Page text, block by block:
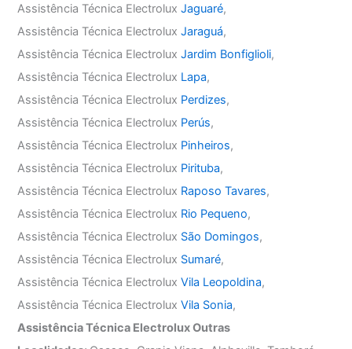
Assistência Técnica ElectroluxJaguaré,
Assistência Técnica ElectroluxJaraguá,
Assistência Técnica ElectroluxJardim Bonfiglioli,
Assistência Técnica Electrolux Lapa,
Assistência Técnica Electrolux Perdizes,
Assistência Técnica Electrolux Perús,
Assistência Técnica Electrolux Pinheiros,
Assistência Técnica Electrolux Pirituba,
Assistência Técnica Electrolux Raposo Tavares,
Assistência Técnica Electrolux Rio Pequeno,
Assistência Técnica Electrolux São Domingos,
Assistência Técnica Electrolux Sumaré,
Assistência Técnica ElectroluxVila Leopoldina,
Assistência Técnica ElectroluxVila Sonia,
Assistência Técnica Electrolux Outras